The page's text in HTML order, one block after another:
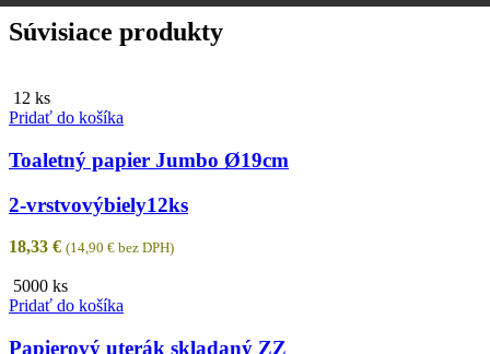
Súvisiace produkty
12 ks
Pridať do košíka
Toaletný papier Jumbo Ø19cm
2-vrstvovýbiely12ks
18,33 € (14,90 € bez DPH)
5000 ks
Pridať do košíka
Papierový uterák skladaný ZZ